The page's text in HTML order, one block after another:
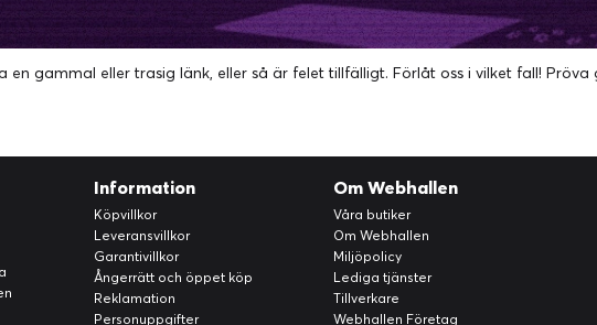
en gammal eller trasig länk, eller så är felet tillfälligt. Förlåt oss i vilket fall!
Information
Köpvillkor
Leveransvillkor
Garantivillkor
Ångerrätt och öppet köp
Reklamation
Personuppgifter
Om Webhallen
Våra butiker
Om Webhallen
Miljöpolicy
Lediga tjänster
Tillverkare
Webhallen Företag